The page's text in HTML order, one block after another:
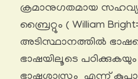
ക്രമാനുഗതമായ
ബ്രൈറ്റും ( William
അടിസ്ഥാനത്തിൽ
ഭാഷയിലൂടെ